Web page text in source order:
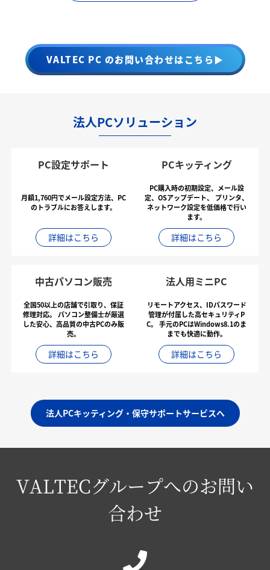
VALTEC PC のお問い合わせはこちら▶
法人PCソリューション
PC設定サポート
月額1,760円でメール設定方法、PC
のトラブルにお答えします。
詳細はこちら
PCキッティング
PC購入時の初期設定、メール設
定、OSアップデート、
プリンタ、
ネットワーク設定を低価格で行い
ます。
詳細はこちら
中古パソコン販売
全国50以上の店舗で引取り、保証
修理対応。 パソコン整備士が厳選
した安心、高品質の中古PCのみ販
売。
詳細はこちら
法人用ミニPC
リモートアクセス、IDパスワード
管理が付属した高セキュリティP
C。 手元のPCはWindows8.1のま
までも快適に動作。
詳細はこちら
法人PCキッティング・保守サポートサービスへ
VALTECグループへのお問い
合わせ